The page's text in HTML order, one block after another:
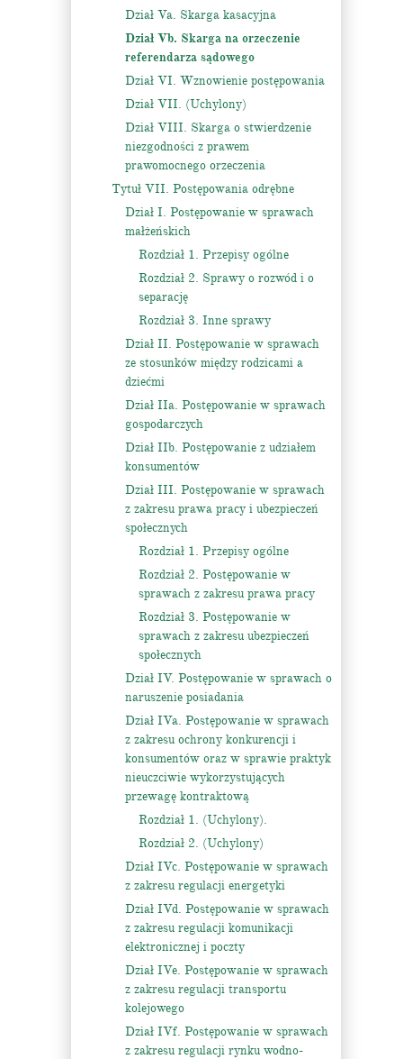
Dział Va. Skarga kasacyjna
Dział Vb. Skarga na orzeczenie
referendarza sądowego
Dział VI. Wznowienie postępowania
Dział VII. (Uchylony)
Dział VIII. Skarga o stwierdzenie
niezgodności z prawem
prawomocnego orzeczenia
Tytuł VII. Postępowania odrębne
Dział I. Postępowanie w sprawach
małżeńskich
Rozdział 1. Przepisy ogólne
Rozdział 2. Sprawy o rozwód i o
separację
Rozdział 3. Inne sprawy
Dział II. Postępowanie w sprawach
ze stosunków między rodzicami a
dziećmi
Dział IIa. Postępowanie w sprawach
gospodarczych
Dział IIb. Postępowanie z udziałem
konsumentów
Dział III. Postępowanie w sprawach
z zakresu prawa pracy i ubezpieczeń
społecznych
Rozdział 1. Przepisy ogólne
Rozdział 2. Postępowanie w
sprawach z zakresu prawa pracy
Rozdział 3. Postępowanie w
sprawach z zakresu ubezpieczeń
społecznych
Dział IV. Postępowanie w sprawach o
naruszenie posiadania
Dział IVa. Postępowanie w sprawach
z zakresu ochrony konkurencji i
konsumentów oraz w sprawie praktyk
nieuczciwie wykorzystujących
przewagę kontraktową
Rozdział 1. (Uchylony).
Rozdział 2. (Uchylony)
Dział IVc. Postępowanie w sprawach
z zakresu regulacji energetyki
Dział IVd. Postępowanie w sprawach
z zakresu regulacji komunikacji
elektronicznej i poczty
Dział IVe. Postępowanie w sprawach
z zakresu regulacji transportu
kolejowego
Dział IVf. Postępowanie w sprawach
z zakresu regulacji rynku wodno-